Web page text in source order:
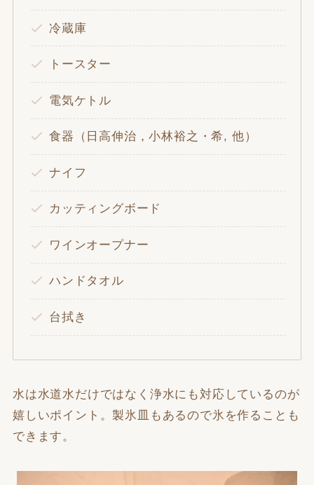
冷蔵庫
トースター
電気ケトル
食器（日高伸治，小林裕之・希, 他）
ナイフ
カッティングボード
ワインオープナー
ハンドタオル
台拭き
水は水道水だけではなく浄水にも対応しているのが
嬉しいポイント。製氷皿もあるので氷を作ることも
できます。